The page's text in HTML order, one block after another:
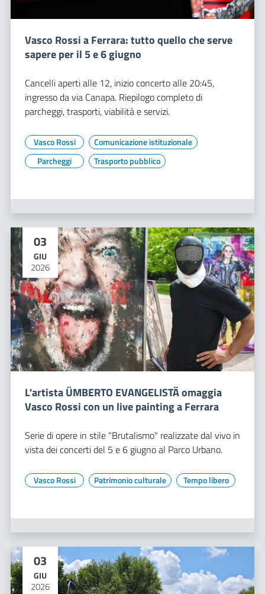
Vasco Rossi a Ferrara: tutto quello che serve
sapere per il 5 e 6 giugno
Cancelli aperti alle 12, inizio concerto alle 20:45,
ingresso da via Canapa. Riepilogo completo di
parcheggi, trasporti, viabilità e servizi.
Vasco Rossi
Comunicazione istituzionale
Parcheggi
Trasporto pubblico
03
GIU
2026
L'artista ÜMBERTO EVANGELISTÄ omaggia
Vasco Rossi con un live painting a Ferrara
Serie di opere in stile "Brutalismo" realizzate dal vivo in
vista dei concerti del 5 e 6 giugno al Parco Urbano.
Vasco Rossi Patrimonio culturale Tempo libero
03
GIU
2026